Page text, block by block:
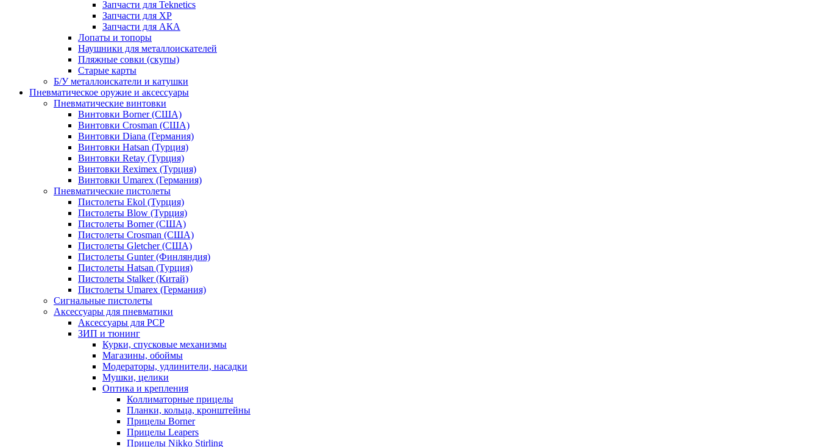
Запчасти для Teknetics
Запчасти для XP
Запчасти для АКА
Лопаты и топоры
Наушники для металлоискателей
Пляжные совки (скупы)
Старые карты
Б/У металлоискатели и катушки
Пневматическое оружие и аксессуары
Пневматические винтовки
Винтовки Borner (США)
Винтовки Crosman (США)
Винтовки Diana (Германия)
Винтовки Hatsan (Турция)
Винтовки Retay (Турция)
Винтовки Reximex (Турция)
Винтовки Umarex (Германия)
Пневматические пистолеты
Пистолеты Ekol (Турция)
Пистолеты Blow (Турция)
Пистолеты Borner (США)
Пистолеты Crosman (США)
Пистолеты Gletcher (США)
Пистолеты Gunter (Финляндия)
Пистолеты Hatsan (Турция)
Пистолеты Stalker (Китай)
Пистолеты Umarex (Германия)
Сигнальные пистолеты
Аксессуары для пневматики
Аксессуары для PCP
ЗИП и тюнинг
Курки, спусковые механизмы
Магазины, обоймы
Модераторы, удлинители, насадки
Мушки, целики
Оптика и крепления
Коллиматорные прицелы
Планки, кольца, кронштейны
Прицелы Borner
Прицелы Leapers
Прицелы Nikko Stirling